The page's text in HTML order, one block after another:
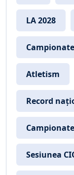
LA 2028
Atletism
Record
Sesiunea